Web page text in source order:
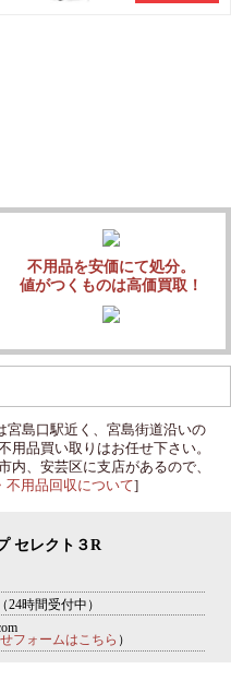
不用品を安価にて処分。
値がつくものは高価買取！
宮島口駅近く、宮島街道沿いの
用品買い取りはお任せ下さい。
内、安芸区に支店があるので、
不用品回収について]
セレクト３R
24時間受付中）
フォームはこちら ）